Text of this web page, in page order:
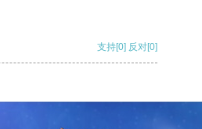
支持[0] 反对[0]